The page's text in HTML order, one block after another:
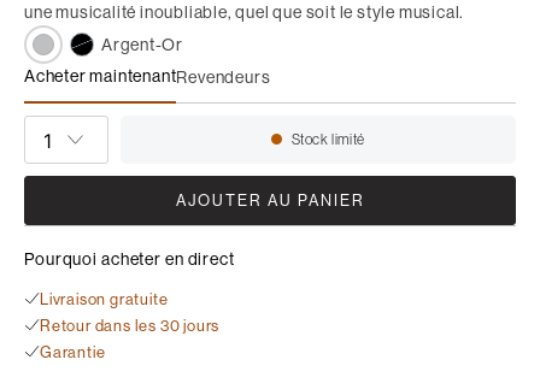
une musicalité inoubliable, quel que soit le style musical.
Argent-Or
Acheter maintenant
Marantz MODEL 30
Revendeurs
Disponibilité:
Stock limité
AJOUTER AU PANIER
Pourquoi acheter en direct
Livraison gratuite
Retour dans les 30 jours
Garantie